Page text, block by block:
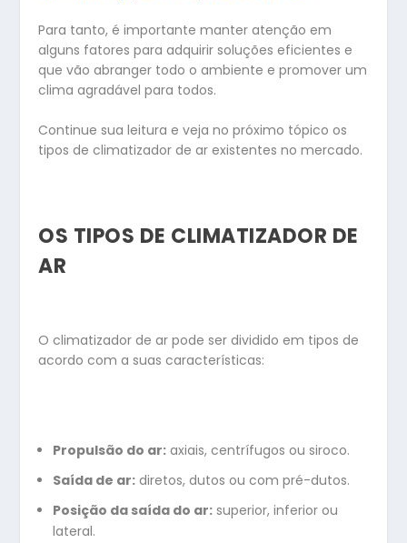
Para tanto, é importante manter atenção em
alguns fatores para adquirir soluções eficientes e
que vão abranger todo o ambiente e promover um
clima agradável para todos.
Continue sua leitura e veja no próximo tópico os
tipos de climatizador de ar existentes no mercado.
OS TIPOS DE CLIMATIZADOR DE
AR
O climatizador de ar pode ser dividido em tipos de
acordo com a suas características:
Propulsão do ar: axiais, centrífugos ou siroco.
Saída de ar: diretos, dutos ou com pré-dutos.
Posição da saída do ar: superior, inferior ou
lateral.